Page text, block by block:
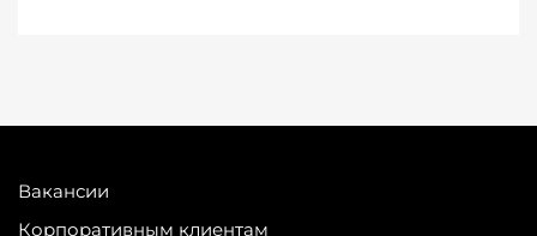
Вакансии
Корпоративным клиентам